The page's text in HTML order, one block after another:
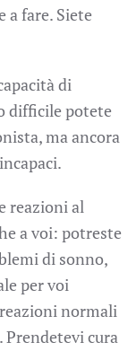
a fare. Siete
di
difficile potete
ma ancora
reazioni al
a voi: potreste
di sonno,
per voi
normali
Prendetevi cura